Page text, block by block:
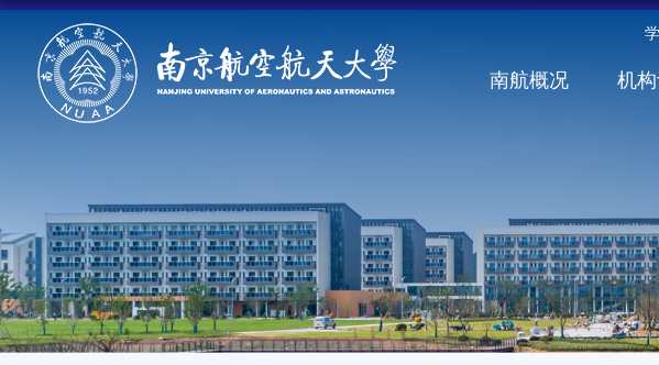
南航概况 机